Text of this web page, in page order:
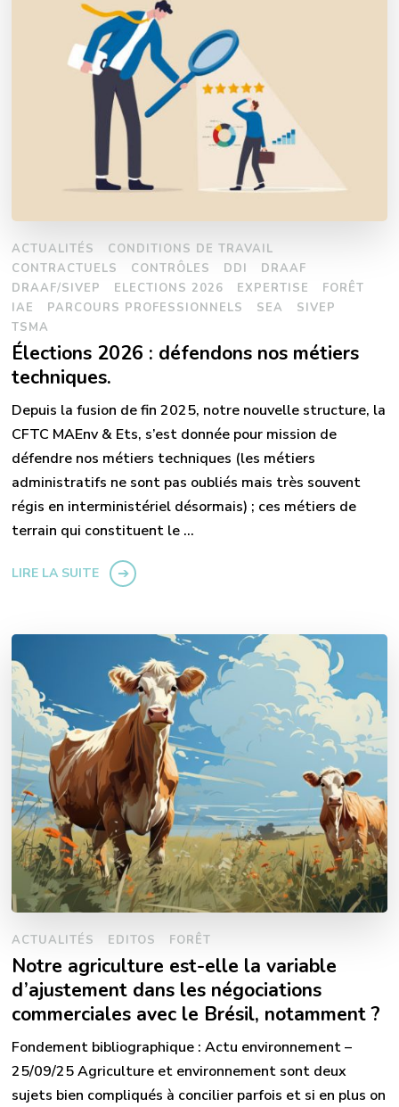
ACTUALITÉS
CONDITIONS DE TRAVAIL
CONTRACTUELS
CONTRÔLES DDI
DRAAF
DRAAF/SIVEP
ELECTIONS 2026 EXPERTISE
FORÊT
IAE
PARCOURS PROFESSIONNELS SEA
SIVEP
TSMA
Élections 2026 : défendons nos métiers
techniques.
Depuis la fusion de fin 2025, notre nouvelle structure, la
CFTC MAEnv & Ets, s’est donnée pour mission de
défendre nos métiers techniques (les métiers
administratifs ne sont pas oubliés mais très souvent
régis en interministériel désormais) ; ces métiers de
terrain qui constituent le …
LIRE LA SUITE
ACTUALITÉS EDITOS FORÊT
Notre agriculture est-elle la variable
d’ajustement dans les négociations
commerciales avec le Brésil, notamment ?
Fondement bibliographique : Actu environnement –
25/09/25 Agriculture et environnement sont deux
sujets bien compliqués à concilier parfois et si en plus on